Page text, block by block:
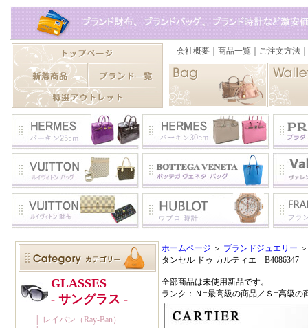
ホームページ ＞ ブランドジュエリー
タンセル ドゥ カルティエ B4086347
全部商品は未使用新品です。
ランク：Ｎ=最高級の商品／Ｓ=高級の